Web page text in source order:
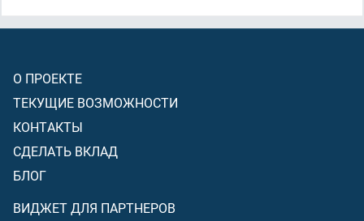
О ПРОЕКТЕ
ТЕКУЩИЕ ВОЗМОЖНОСТИ
КОНТАКТЫ
СДЕЛАТЬ ВКЛАД
БЛОГ
ВИДЖЕТ ДЛЯ ПАРТНЕРОВ